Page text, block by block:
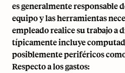
es generalmente responsable
equipo y las herramientas
empleado realice su trabajo a
típicamente incluye
posiblemente periféricos
Respecto a los gastos: